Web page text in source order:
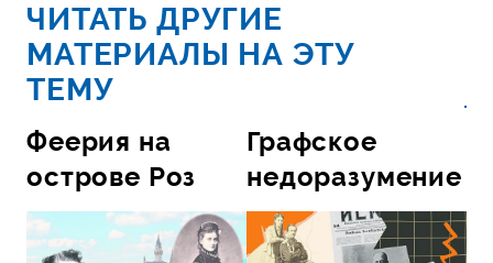
ЧИТАТЬ ДРУГИЕ
МАТЕРИАЛЫ НА ЭТУ
ТЕМУ
Феерия на
острове Роз
Графское
недоразумение